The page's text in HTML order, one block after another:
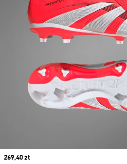
Current price
269,40 zł